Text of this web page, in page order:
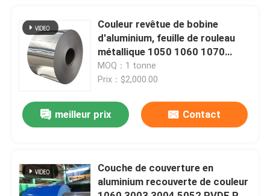
Contrôle de la qualité
Contact
nouvelles
Demande de soumission
Couleur revêtue de bobine
d'aluminium, feuille de rouleau
métallique 1050 1060 1070
1100
MOQ：1 tonne
Prix：$2,000.00
meilleur prix Contact
Couche de couverture en
aluminium recouverte de couleur